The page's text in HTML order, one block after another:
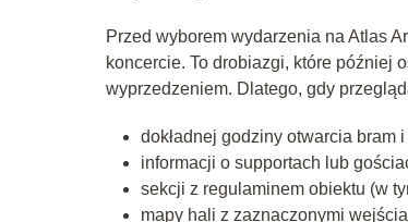
Przed wyborem wydarzenia na Atlas
koncercie. To drobiazgi, które później
wyprzedzeniem. Dlatego, gdy
dokładnej godziny otwarcia bram
informacji o supportach lub
sekcji z regulaminem obiektu (w
mapy hali z zaznaczonymi